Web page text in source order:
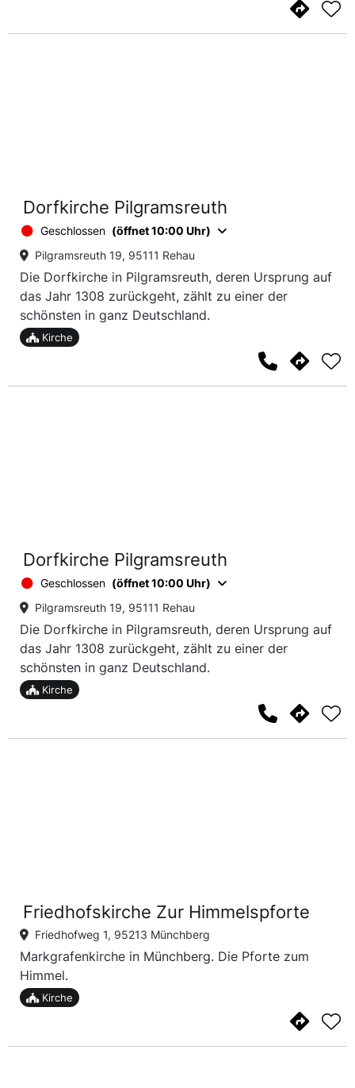
Dorfkirche Pilgramsreuth
Geschlossen (öffnet 10:00 Uhr)
Pilgramsreuth 19, 95111 Rehau
Die Dorfkirche in Pilgramsreuth, deren Ursprung auf
das Jahr 1308 zurückgeht, zählt zu einer der
schönsten in ganz Deutschland.
Kirche
Dorfkirche Pilgramsreuth
Geschlossen (öffnet 10:00 Uhr)
Pilgramsreuth 19, 95111 Rehau
Die Dorfkirche in Pilgramsreuth, deren Ursprung auf
das Jahr 1308 zurückgeht, zählt zu einer der
schönsten in ganz Deutschland.
Kirche
Friedhofskirche Zur Himmelspforte
Friedhofweg 1, 95213 Münchberg
Markgrafenkirche in Münchberg. Die Pforte zum
Himmel.
Kirche